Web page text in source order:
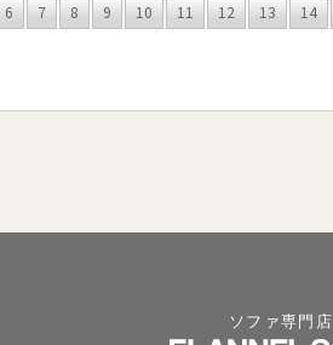
6 7 8 9 10 11 12 13 14
ソファ専門店